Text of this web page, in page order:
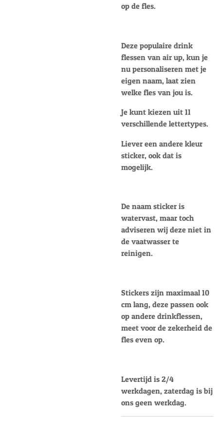
op de fles.
Deze populaire drink
flessen van air up, kun je
nu personaliseren met je
eigen naam, laat zien
welke fles van jou is.
Je kunt kiezen uit 11
verschillende lettertypes.
Liever een andere kleur
sticker, ook dat is
mogelijk.
De naam sticker is
watervast, maar toch
adviseren wij deze niet in
de vaatwasser te
reinigen.
Stickers zijn maximaal 10
cm lang, deze passen ook
op andere drinkflessen,
meet voor de zekerheid de
fles even op.
Levertijd is 2/4
werkdagen, zaterdag is bij
ons geen werkdag.